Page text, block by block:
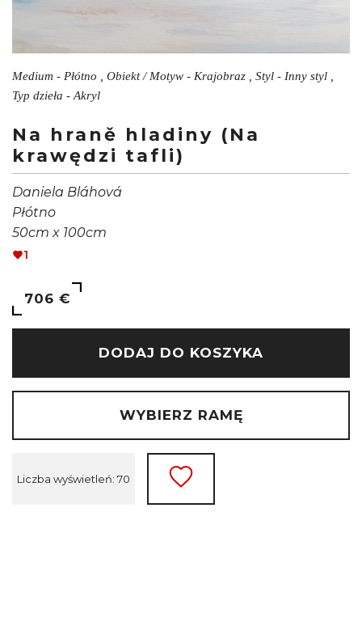
Medium - Płótno , Obiekt / Motyw - Krajobraz , Styl - Inny styl ,
Typ dzieła - Akryl
Na hraně hladiny (Na
krawędzi tafli)
Daniela Bláhová
Płótno
50cm x 100cm
1
706 €
DODAJ DO KOSZYKA
WYBIERZ RAMĘ
Liczba wyświetleń: 70